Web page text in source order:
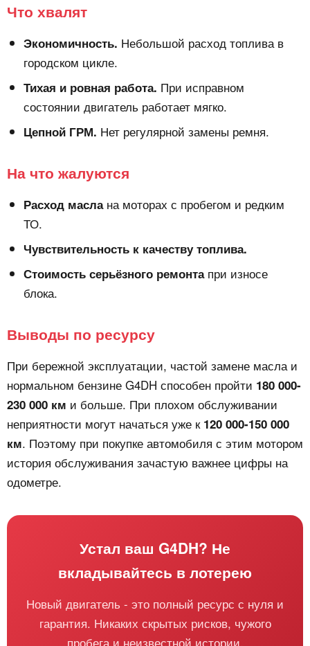
Что хвалят
Экономичность. Небольшой расход топлива в
городском цикле.
Тихая и ровная работа. При исправном
состоянии двигатель работает мягко.
Цепной ГРМ. Нет регулярной замены ремня.
На что жалуются
Расход маслана моторах с пробегом и редким
ТО.
Чувствительность к качеству топлива.
Стоимость серьёзного ремонтапри износе
блока.
Выводы по ресурсу
При бережной эксплуатации, частой замене масла и
нормальном бензине G4DH способен пройти 180 000-
230 000 км и больше. При плохом обслуживании
неприятности могут начаться уже к 120 000-150 000
км. Поэтому при покупке автомобиля с этим мотором
история обслуживания зачастую важнее цифры на
одометре.
Устал ваш G4DH? Не
вкладывайтесь в лотерею
Новый двигатель - это полный ресурс с нуля и
гарантия. Никаких скрытых рисков, чужого
пробега и неизвестной истории.